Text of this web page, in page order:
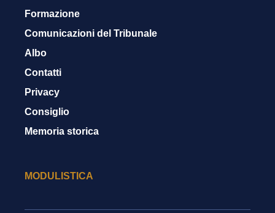
Formazione
Comunicazioni del Tribunale
Albo
Contatti
Privacy
Consiglio
Memoria storica
MODULISTICA